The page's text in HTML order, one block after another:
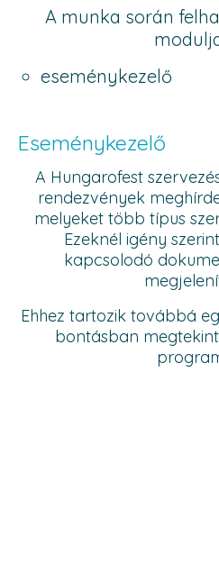
A munka során
eseménykezelő
Eseménykezelő
A Hungarofest
rendezvények
melyeket több típus
Ezeknél igény
kapcsolodó
Ehhez tartozik továbbá
bontásban